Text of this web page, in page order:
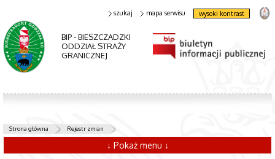
BIP - BIESZCZADZKI
ODDZIAŁ STRAŻY
GRANICZNEJ
szukaj mapa serwisu wysoki kontrast
Strona główna Rejestr zmian
↓ Pokaż menu ↓